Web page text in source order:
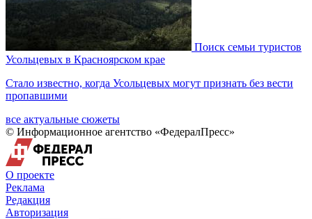
Поиск семьи туристов
Усольцевых в Красноярском крае
Стало известно, когда Усольцевых могут признать без вести
пропавшими
все актуальные сюжеты
© Информационное агентство «ФедералПресс»
О проекте
Реклама
Редакция
Авторизация